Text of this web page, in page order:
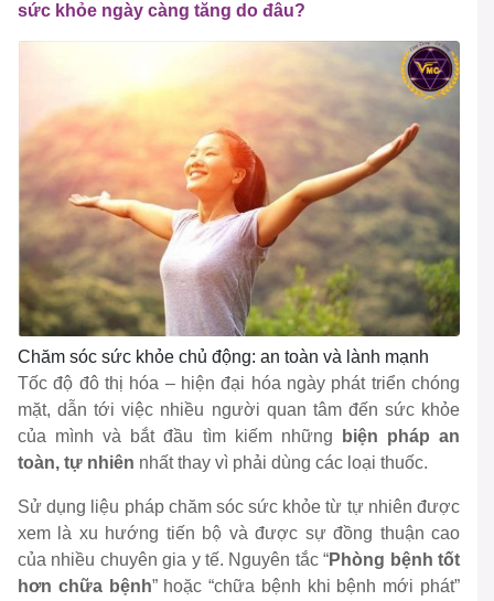
sức khỏe ngày càng tăng do đâu?
Chăm sóc sức khỏe chủ động: an toàn và lành mạnh
Tốc độ đô thị hóa – hiện đại hóa ngày phát triển chóng
mặt, dẫn tới việc nhiều người quan tâm đến sức khỏe
của mình và bắt đầu tìm kiếm những biện pháp an
toàn, tự nhiên nhất thay vì phải dùng các loại thuốc.
Sử dụng liệu pháp chăm sóc sức khỏe từ tự nhiên được
xem là xu hướng tiến bộ và được sự đồng thuận cao
của nhiều chuyên gia y tế. Nguyên tắc “Phòng bệnh tốt
hơn chữa bệnh” hoặc “chữa bệnh khi bệnh mới phát”